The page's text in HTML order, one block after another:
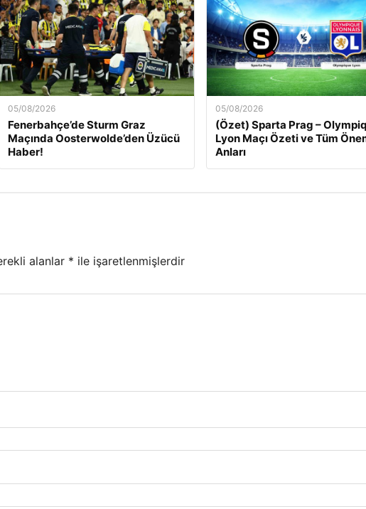
05/08/2026
Fenerbahçe’de Sturm Graz
Maçında Oosterwolde’den Üzücü
Haber!
05/08/2026
(Özet) Sparta Prag –
Lyon Maçı Özeti ve Tüm
Anları
alanlar * ile işaretlenmişlerdir